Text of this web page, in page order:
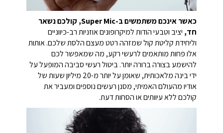
כאשר אינכם משתמשים ב-Super Mic, קולכם נשאר
חד, יציב וטבעי הודות למיקרופונים אוזניות רב-כיווניים
וליחידת קליטת קול שמזהה רטט מעצם הלסת שלכם. אותות
אלו פחות מותאמים לרעשי רקע, מה שמאפשר לכם
להישמע בצורה ברורה יותר. ביטול רעשי סביבה המופעל על
ידי בינה מלאכותית, שאומן על יותר מ-20 מיליון שעות של
אודיו מהעולם האמיתי, מסנן רעשים נוספים ומעביר את
קולכם ללא עיוותים או הסחות דעת.